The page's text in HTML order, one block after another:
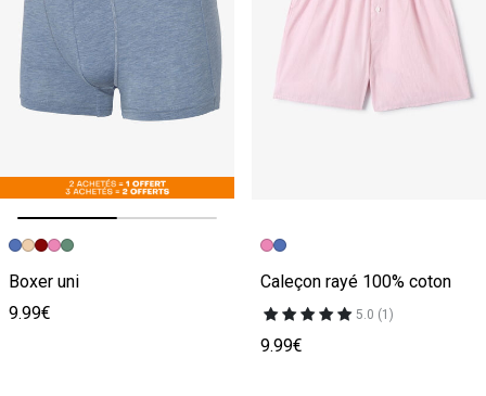
Image précédente
Image suivante
Boxer uni
9.99€
Caleçon rayé 100% coton
5.0 (1)
9.99€